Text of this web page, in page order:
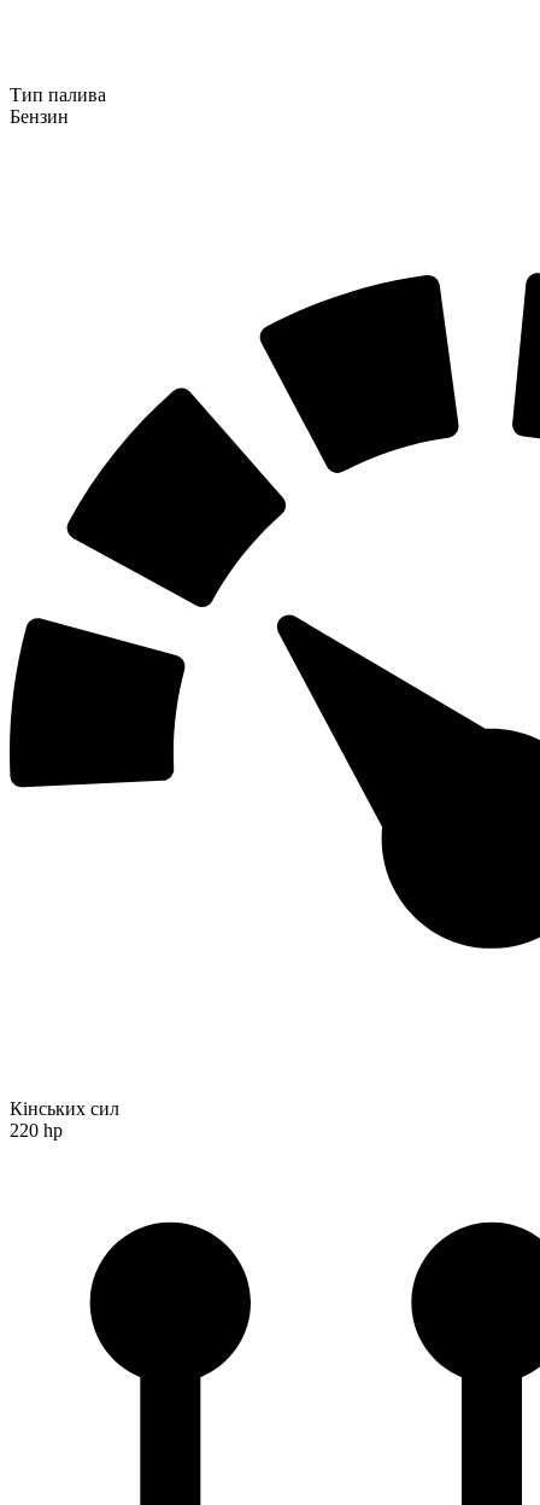
Тип палива
Бензин
Кінських сил
220 hp